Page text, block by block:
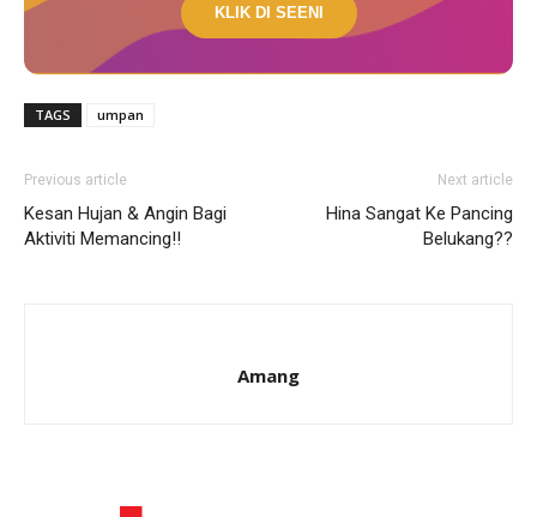
KLIK DI SEENI
TAGS umpan
Previous article
Kesan Hujan & Angin Bagi
Aktiviti Memancing!!
Next article
Hina Sangat Ke Pancing
Belukang??
Amang